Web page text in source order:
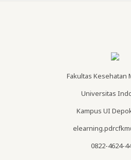
Fakultas Kesehatan
Universitas
Kampus UI
0822-4624-